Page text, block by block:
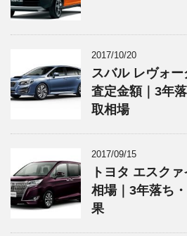
2017/10/20
スバル レヴォ
査定金額｜3年
取相場
2017/09/15
トヨタ エスク
相場｜3年落ち
果